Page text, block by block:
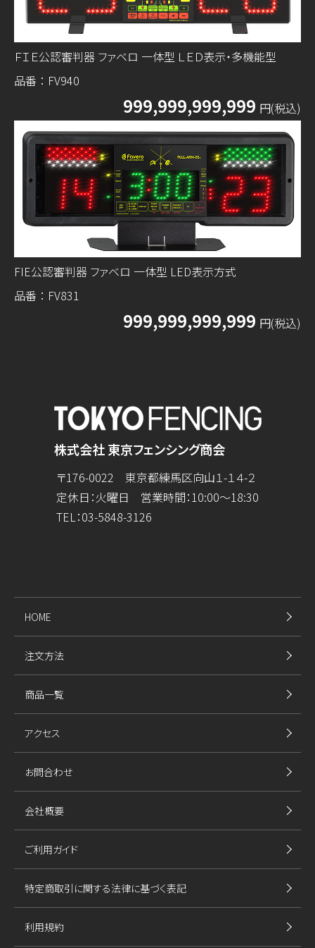
ＦＩＥ公認審判器 ファベロ 一体型 ＬＥＤ表示・多機能型
品番：FV940
999,999,999,999 円(税込)
FIE公認審判器 ファベロ 一体型 LED表示方式
品番：FV831
999,999,999,999 円(税込)
株式会社 東京フェンシング商会
〒176-0022 東京都練馬区向山１-１４-２
定休日：火曜日 営業時間：10:00～18:30
TEL：03-5848-3126
HOME
注文方法
商品一覧
アクセス
お問合わせ
会社概要
ご利用ガイド
特定商取引に関する法律に基づく表記
利用規約